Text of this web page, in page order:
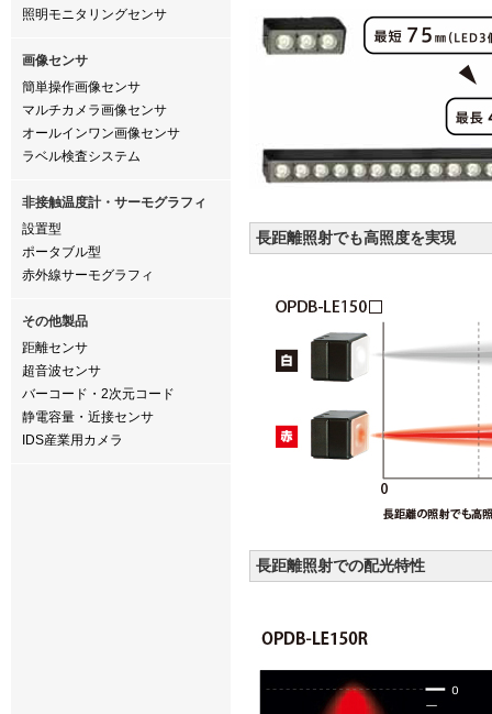
照明モニタリングセンサ
画像センサ
簡単操作画像センサ
マルチカメラ画像センサ
オールインワン画像センサ
ラベル検査システム
非接触温度計・サーモグラフィ
設置型
ポータブル型
赤外線サーモグラフィ
その他製品
距離センサ
超音波センサ
バーコード・2次元コード
静電容量・近接センサ
IDS産業用カメラ
長距離照射でも高照度を実現
長距離照射での配光特性